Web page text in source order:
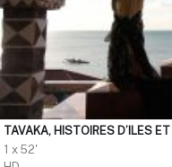
TAVAKA, HISTOIRES D’ILES ET
1 x 52'